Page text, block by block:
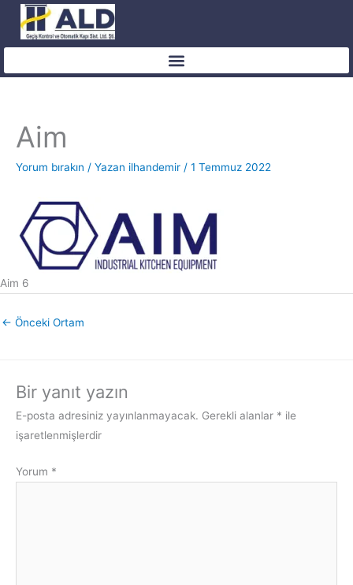
İçeriğe
Aim
Yorum bırakın / Yazan ilhandemir / 1 Temmuz 2022
Aim 6
← Önceki Ortam
Bir yanıt yazın
E-posta adresiniz yayınlanmayacak. Gerekli alanlar * ile
işaretlenmişlerdir
Yorum *